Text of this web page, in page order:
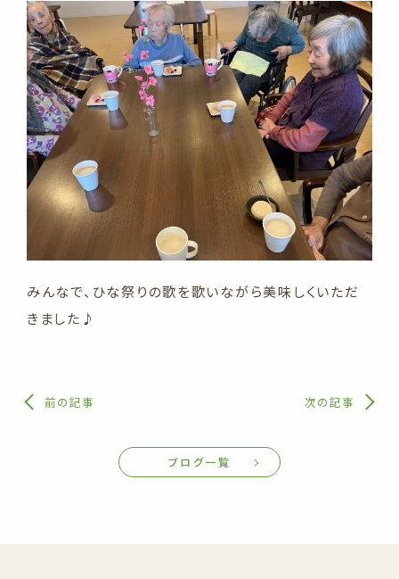
みんなで、ひな祭りの歌を歌いながら美味しくいただ
きました♪
前の記事 次の記事
ブログ一覧